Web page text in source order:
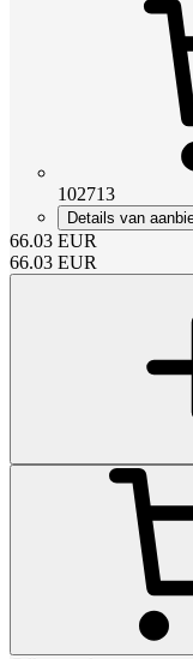
102713
Details van
66.03 EUR
66.03 EUR